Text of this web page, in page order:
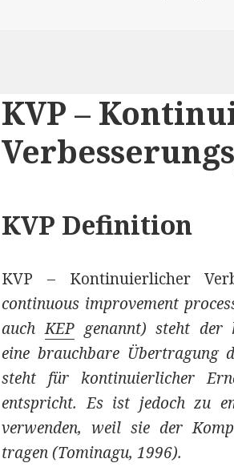
KVP –
KVP Definition
KVP – Kontinuierlicher
continuous improvement
auchKEPgenannt) steht der
eine brauchbare Übertragung
steht für kontinuierlicher
entspricht. Es ist jedoch zu
verwenden, weil sie der
tragen (Tominagu, 1996).